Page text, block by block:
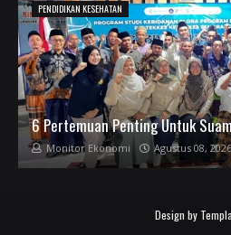
PENDIDIKAN KESEHATAN
6 Pertemuan Penting Untuk
Monitor Ekonomi Agustus 08, 2026
Design by